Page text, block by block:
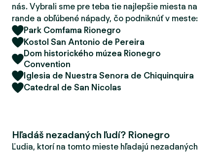
nás. Vybrali sme pre teba tie najlepšie miesta na
rande a obľúbené nápady, čo podniknúť v meste:
Park Comfama Rionegro
Kostol San Antonio de Pereira
Dom historického múzea Rionegro
Convention
Iglesia de Nuestra Senora de Chiquinquira
Catedral de San Nicolas
Hľadáš nezadaných ľudí? Rionegro
Ľudia, ktorí na tomto mieste hľadajú nezadaných